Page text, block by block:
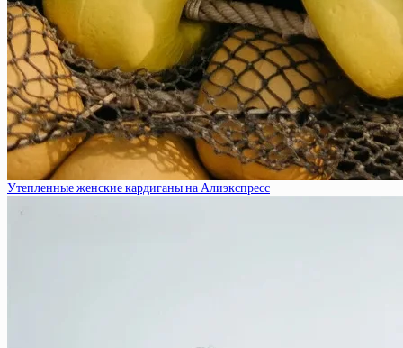
Утепленные женские кардиганы на Алиэкспресс